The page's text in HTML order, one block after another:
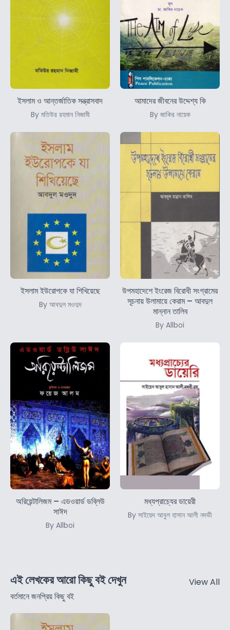
ইসলাম ও আন্তর্জাতিক সন্ত্রাসবাদ
By মতিউর রহমান নিজামী
আমাদের জীবনের উদ্দেশ্য কি
By জাকির নায়েক
ইসলাম ইউরোপকে যা শিখিয়েছে
By আবদুল মওদুদ
উপমহাদেশে ইংরেজ বিরোধী সংগ্রামের
সূচনায় উলামায়ে কেরাম – আবদুল
মান্নান তালিব
By Allboi
অরিয়েন্টালিজম – এডওয়ার্ড ডব্লিউ
সাঈদ
By Allboi
মধ্যপ্রাচ্যের ডায়েরী
By সাইয়েদ আবুল হাসান আলী নদভী
এই লেখকের আরো কিছু বই দেখুন
বর্তমানে জনপ্রিয় কিছু বই
View All